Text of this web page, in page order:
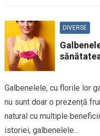
DIVERSE
Galbenelele, cu florile lor
nu sunt doar o prezență
natural cu multiple
istoriei, galbenelele…